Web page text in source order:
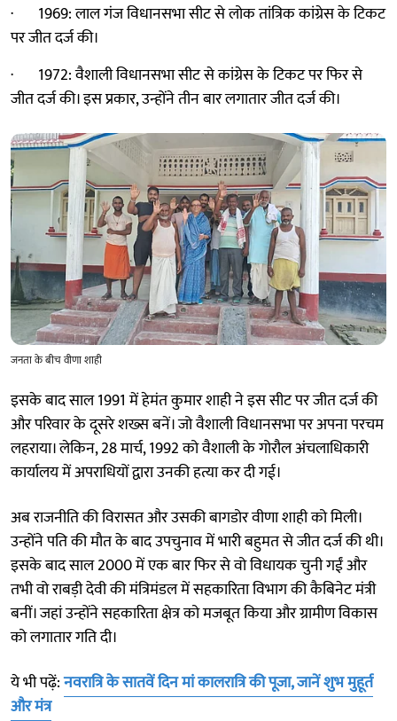
· 1969: लाल गंज विधानसभा सीट से लोक तांत्रिक कांग्रेस के टिकट
पर जीत दर्ज की।
· 1972: वैशाली विधानसभा सीट से कांग्रेस के टिकट पर फिर से
जीत दर्ज की। इस प्रकार, उन्होंने तीन बार लगातार जीत दर्ज की।
जनता के बीच वीणा शाही
इसके बाद साल 1991 में हेमंत कुमार शाही ने इस सीट पर जीत दर्ज की
और परिवार के दूसरे शख्स बनें। जो वैशाली विधानसभा पर अपना परचम
लहराया। लेकिन, 28 मार्च, 1992 को वैशाली के गोरौल अंचलाधिकारी
कार्यालय में अपराधियों द्वारा उनकी हत्या कर दी गई।
अब राजनीति की विरासत और उसकी बागडोर वीणा शाही को मिली।
उन्होंने पति की मौत के बाद उपचुनाव में भारी बहुमत से जीत दर्ज की थी।
इसके बाद साल 2000 में एक बार फिर से वो विधायक चुनी गईं और
तभी वो राबड़ी देवी की मंत्रिमंडल में सहकारिता विभाग की कैबिनेट मंत्री
बनीं। जहां उन्होंने सहकारिता क्षेत्र को मजबूत किया और ग्रामीण विकास
को लगातार गति दी।
ये भी पढ़ें:नवरात्रि के सातवें दिन मां कालरात्रि की पूजा, जानें शुभ मुहूर्त
और मंत्र